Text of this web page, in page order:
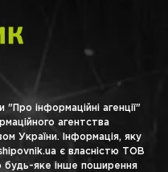
інформаційні агенції"
агентства
України. Інформація, яку
є власністю ТОВ
будь-яке інше поширення